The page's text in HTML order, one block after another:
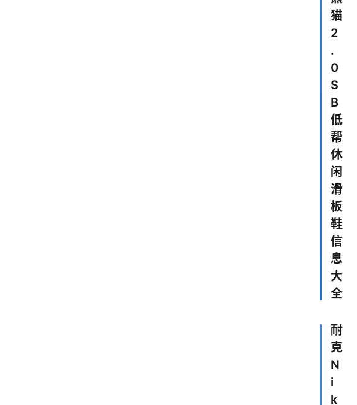
猫
2
.
0
S
B
低
帮
休
闲
滑
板
鞋
信
息
大
全
耐
克
N
i
k